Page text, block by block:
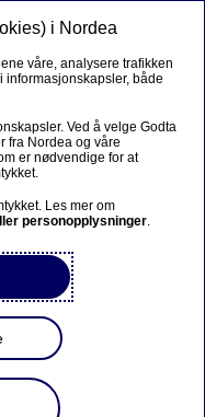
bankkort
bruker
er i bruk, kan du
du ønsker å
nettbank, kan du fylle
i Nordea
våre, analysere trafikken
informasjonskapsler, både
Ved å velge Godta
fra Nordea og våre
er nødvendige for at
Les mer om
personopplysninger.